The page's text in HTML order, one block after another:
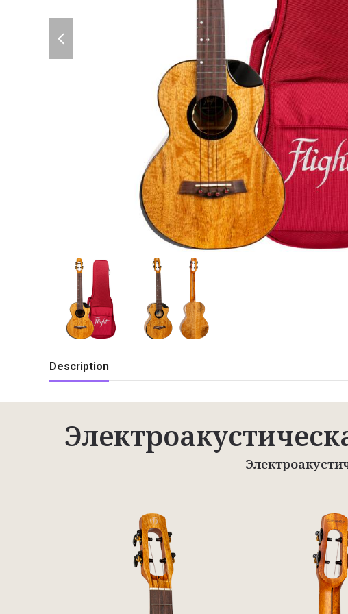
slide
Description